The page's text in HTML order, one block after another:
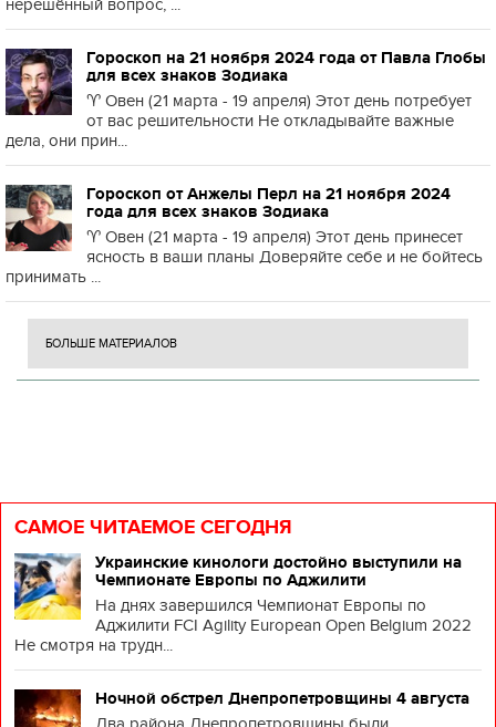
нерешённый вопрос, ...
Гороскоп на 21 ноября 2024 года от Павла Глобы
для всех знаков Зодиака
♈️ Овен (21 марта - 19 апреля) Этот день потребует
от вас решительности Не откладывайте важные
дела, они прин...
Гороскоп от Анжелы Перл на 21 ноября 2024
года для всех знаков Зодиака
♈️ Овен (21 марта - 19 апреля) Этот день принесет
ясность в ваши планы Доверяйте себе и не бойтесь
принимать ...
БОЛЬШЕ МАТЕРИАЛОВ
САМОЕ ЧИТАЕМОЕ СЕГОДНЯ
Украинские кинологи достойно выступили на
Чемпионате Европы по Аджилити
На днях завершился Чемпионат Европы по
Аджилити FCI Agility European Open Belgium 2022
Не смотря на трудн...
Ночной обстрел Днепропетровщины 4 августа